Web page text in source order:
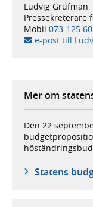
Ludvig Grufman
Pressekreterare
Mobil 073-125
e-post till
Mer om
Den 22
Statens